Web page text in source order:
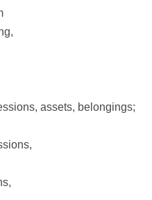
assets, belongings;